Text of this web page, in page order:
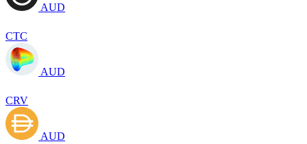
AUD
CTC
AUD
CRV
AUD